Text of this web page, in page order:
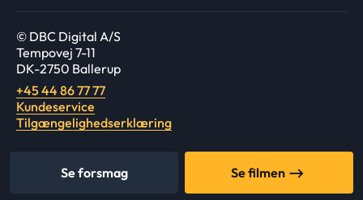
Se forsmag Se filmen
© DBC Digital A/S
Tempovej 7-11
DK-2750 Ballerup
+45 44 86 77 77
Kundeservice
Tilgængelighedserklæring